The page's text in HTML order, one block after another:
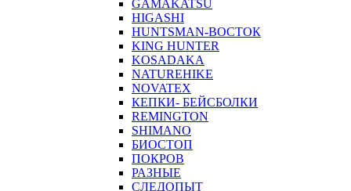
GAMAKATSU
HIGASHI
HUNTSMAN-ВОСТОК
KING HUNTER
KOSADAKA
NATUREHIKE
NOVATEX
КЕПКИ- БЕЙСБОЛКИ
REMINGTON
SHIMANO
БИОСТОП
ПОКРОВ
РАЗНЫЕ
СЛЕДОПЫТ